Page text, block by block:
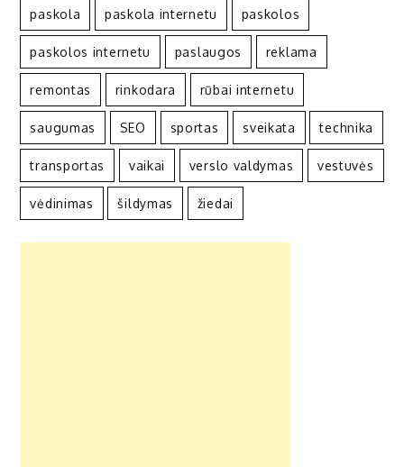
paskola paskola internetu paskolos
paskolos internetu paslaugos reklama
remontas rinkodara rūbai internetu
saugumas SEO sportas sveikata technika
transportas vaikai verslo valdymas vestuvės
vėdinimas šildymas žiedai